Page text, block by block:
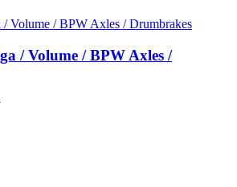
/ Volume / BPW Axles /